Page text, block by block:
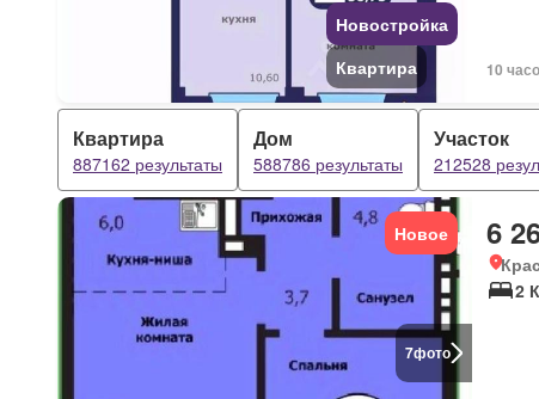
Новостройка
Квартира
10
Квартира
887162 результаты
Дом
588786 результаты
Участок
212528
7фото
Новое 6
2